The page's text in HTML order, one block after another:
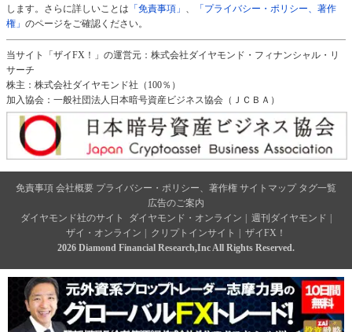
します。さらに詳しいことは 「免責事項」
「プライバシー・ポリシー、著作
権」 のページをご確認ください。
当サイト「ザイFX！」の運営元：株式会社ダイヤモンド・フィナンシャル・リ
サーチ
株主：株式会社ダイヤモンド社（100％）
加入協会：一般社団法人日本暗号資産ビジネス協会（ＪＣＢＡ）
免責事項 会社概要 プライバシー・ポリシー、著作権 サイトマップ タグ一覧
広告のご案内
ダイヤモンド社のサイト
ダイヤモンド・オンライン 週刊ダイヤモンド
ザイ・オンライン
クリプトインサイト
ザイFX！
2026 Diamond Financial Research,Inc All Rights Reserved.